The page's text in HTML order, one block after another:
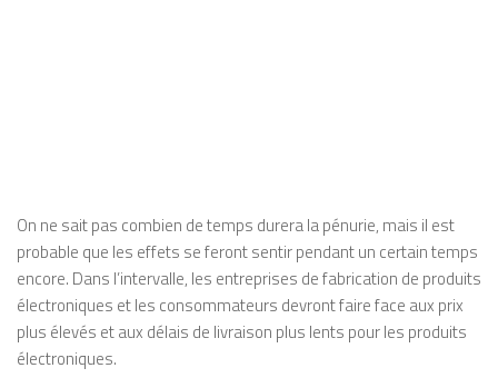
On ne sait pas combien de temps durera la pénurie, mais il est
probable que les effets se feront sentir pendant un certain temps
encore. Dans l’intervalle, les entreprises de fabrication de produits
électroniques et les consommateurs devront faire face aux prix
plus élevés et aux délais de livraison plus lents pour les produits
électroniques.